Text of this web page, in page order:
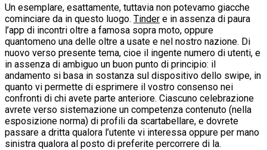
Un esemplare, esattamente, tuttavia non potevamo giacche
cominciare da in questo luogo. Tinder e in assenza di paura
l’app di incontri oltre a famosa sopra moto, oppure
quantomeno una delle oltre a usate e nel nostro nazione. Di
nuovo verso presente tema, cioe il ingente numero di utenti, e
in assenza di ambiguo un buon punto di principio: il
andamento si basa in sostanza sul dispositivo dello swipe, in
quanto vi permette di esprimere il vostro consenso nei
confronti di chi avete parte anteriore. Ciascuno celebrazione
avrete verso sistemazione un competenza contenuto (nella
esposizione norma) di profili da scartabellare, e dovrete
passare a dritta qualora l’utente vi interessa oppure per mano
sinistra qualora al posto di preferite percorrere di la.